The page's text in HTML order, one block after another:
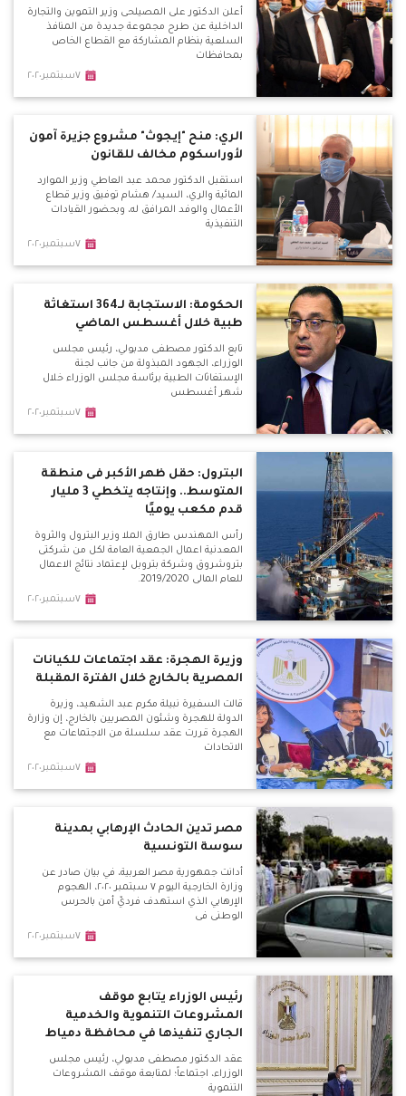
أعلن الدكتور على المصيلحى وزير التموين والتجارة
الداخلية عن طرح مجموعة جديدة من المنافذ
السلعية بنظام المشاركة مع القطاع الخاص
بمحافظات
٧سبتمبر٢٠٢٠
الري: منح "إيجوث" مشروع جزيرة آمون
لأوراسكوم مخالف للقانون
استقبل الدكتور محمد عبد العاطي وزير الموارد
المائية والري، السيد/ هشام توفيق وزير قطاع
الأعمال والوفد المرافق له، وبحضور القيادات
التنفيذية
٧سبتمبر٢٠٢٠
الحكومة: الاستجابة لـ364 استغاثة
طبية خلال أغسطس الماضي
تابع الدكتور مصطفى مدبولي، رئيس مجلس
الوزراء، الجهود المبذولة من جانب لجنة
الإستغاثات الطبية برئاسة مجلس الوزراء خلال
شهر أغسطس
٧سبتمبر٢٠٢٠
البترول: حقل ظهر الأكبر فى منطقة
المتوسط.. وإنتاجه يتخطي 3 مليار
قدم مكعب يوميًا
رأس المهندس طارق الملا وزير البترول والثروة
المعدنية اعمال الجمعية العامة لكل من شركتى
بتروشروق وشركة بتروبل لإعتماد نتائج الاعمال
للعام المالى 2019/2020.
٧سبتمبر٢٠٢٠
وزيرة الهجرة: عقد اجتماعات للكيانات
المصرية بالخارج خلال الفترة المقبلة
قالت السفيرة نبيلة مكرم عبد الشهيد، وزيرة
الدولة للهجرة وشئون المصريين بالخارج، إن وزارة
الهجرة قررت عقد سلسلة من الاجتماعات مع
الاتحادات
٧سبتمبر٢٠٢٠
مصر تدين الحادث الإرهابي بمدينة
سوسة التونسية
أدانت جمهورية مصر العربية، في بيان صادر عن
وزارة الخارجية اليوم ٧ سبتمبر ٢٠٢٠، الهجوم
الإرهابي الذي استهدف فرديّ أمن بالحرس
الوطني في
٧سبتمبر٢٠٢٠
رئيس الوزراء يتابع موقف
المشروعات التنموية والخدمية
الجاري تنفيذها في محافظة دمياط
عقد الدكتور مصطفى مدبولي، رئيس مجلس
الوزراء، اجتماعاً؛ لمتابعة موقف المشروعات
التنموية